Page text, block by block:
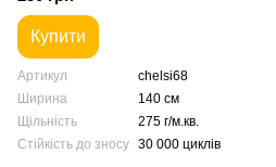
Купити
Артикул
chelsi68
Ширина
140 см
Щільність
275 г/м.кв.
Стійкість до зносу 30 000 циклів